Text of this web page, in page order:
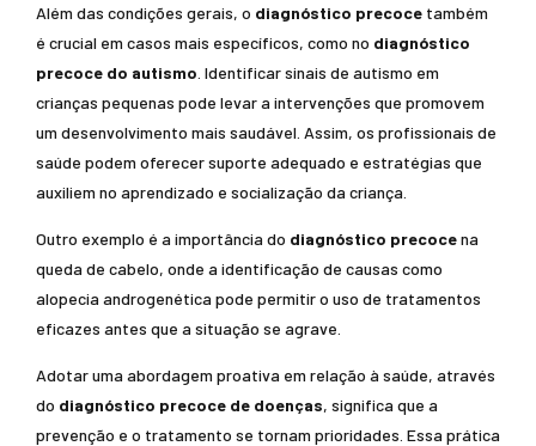
Além das condições gerais, o diagnóstico precoce também
é crucial em casos mais específicos, como no diagnóstico
precoce do autismo . Identificar sinais de autismo em
crianças pequenas pode levar a intervenções que promovem
um desenvolvimento mais saudável. Assim, os profissionais de
saúde podem oferecer suporte adequado e estratégias que
auxiliem no aprendizado e socialização da criança.
Outro exemplo é a importância do diagnóstico precocena
queda de cabelo, onde a identificação de causas como
alopecia androgenética pode permitir o uso de tratamentos
eficazes antes que a situação se agrave.
Adotar uma abordagem proativa em relação à saúde, através
do diagnóstico precoce de doenças, significa que a
prevenção e o tratamento se tornam prioridades. Essa prática